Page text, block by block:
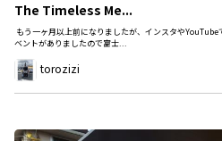
The Timeless Me...
もう一ヶ月以上前になりましたが、インスタや
ベントがありましたので富士...
torozizi